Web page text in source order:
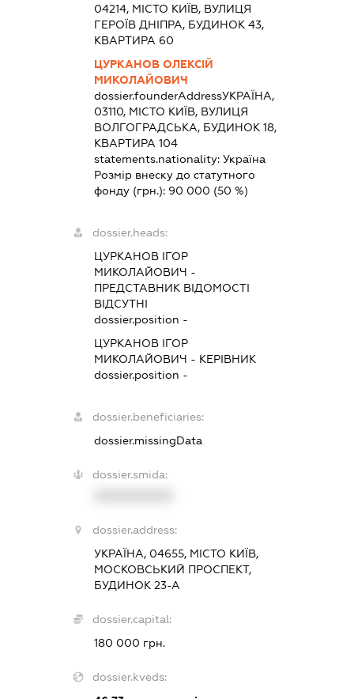
04214, МІСТО КИЇВ, ВУЛИЦЯ
ГЕРОЇВ ДНІПРА, БУДИНОК 43,
КВАРТИРА 60
ЦУРКАНОВ ОЛЕКСІЙ
МИКОЛАЙОВИЧ
dossier.founderAddressУКРАЇНА,
03110, МІСТО КИЇВ, ВУЛИЦЯ
ВОЛГОГРАДСЬКА, БУДИНОК 18,
КВАРТИРА 104
statements.nationality: Україна
Розмір внеску до статутного
фонду (грн.): 90 000 (50 %)
dossier.heads:
ЦУРКАНОВ ІГОР
МИКОЛАЙОВИЧ -
ПРЕДСТАВНИК ВІДОМОСТІ
ВІДСУТНІ
dossier.position -
ЦУРКАНОВ ІГОР
МИКОЛАЙОВИЧ - КЕРІВНИК
dossier.position -
dossier.beneficiaries:
dossier.missingData
dossier.smida:
dossier.address:
УКРАЇНА, 04655, МІСТО КИЇВ,
МОСКОВСЬКИЙ ПРОСПЕКТ,
БУДИНОК 23-А
dossier.capital:
180 000 грн.
dossier.kveds: